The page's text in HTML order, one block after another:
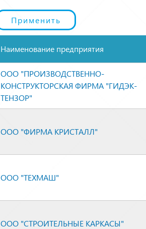
Наименование предприятия
ООО "ПРОИЗВОДСТВЕННО-
КОНСТРУКТОРСКАЯ ФИРМА "ГИДЭК-
ТЕНЗОР"
ООО "ФИРМА КРИСТАЛЛ"
ООО "ТЕХМАШ"
ООО "СТРОИТЕЛЬНЫЕ КАРКАСЫ"